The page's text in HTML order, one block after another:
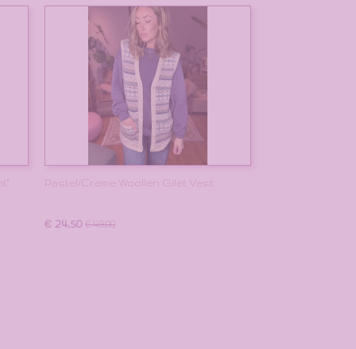
Pastel/Creme Woollen Gilet Vest
€ 24,50 € 49,00